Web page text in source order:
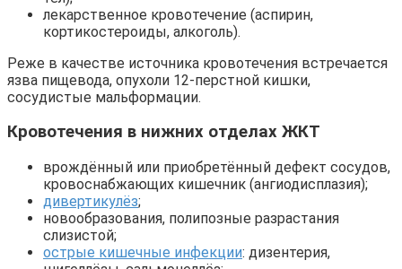
лекарственное кровотечение (аспирин,
кортикостероиды, алкоголь).
Реже в качестве источника кровотечения встречается
язва пищевода, опухоли 12-перстной кишки,
сосудистые мальформации.
Кровотечения в нижних отделах ЖКТ
врождённый или приобретённый дефект сосудов,
кровоснабжающих кишечник (ангиодисплазия);
дивертикулёз;
новообразования, полипозные разрастания
слизистой;
острые кишечные инфекции: дизентерия,